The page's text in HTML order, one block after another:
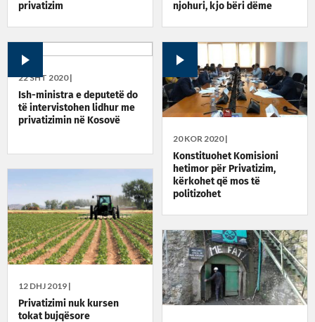
privatizim
njohuri, kjo bëri dëme
22 SHT 2020 |
Ish-ministra e deputetë do
të intervistohen lidhur me
privatizimin në Kosovë
20 KOR 2020 |
Konstituohet Komisioni
hetimor për Privatizim,
kërkohet që mos të
politizohet
12 DHJ 2019 |
Privatizimi nuk kursen
tokat bujqësore